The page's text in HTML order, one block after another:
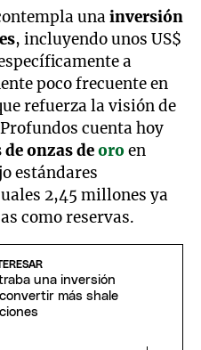
unainversión
, incluyendo unos US$
a
poco frecuente en
refuerza la visión de
cuenta hoy
de onzas deoroen
estándares
2,45 millones ya
como reservas.
una inversión
más shale